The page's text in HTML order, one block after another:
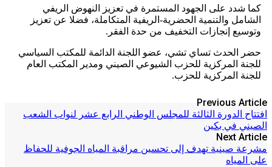
كما شدد على الجهود المستمرة في تعزيز النهوض الريفي
الشامل والتنمية الحضرية-الريفية المتكاملة، فضلا عن تعزيز
وتوسيع إنجازات التخفيف من حدة الفقر.
حضر الحدث تساي تشي، عضو اللجنة الدائمة للمكتب السياسي
للجنة المركزية للحزب الشيوعي الصيني ومدير المكتب العام
للجنة المركزية للحزب.
Previous Article
افتتاح الدورة الثالثة للمجلس الوطني الرابع عشر لنواب الشعب
الصيني في بكين
Next Article
مشرعة صينية تهدف إلى تحسين مراقبة المياه الجوفية للحفاظ
على المياه